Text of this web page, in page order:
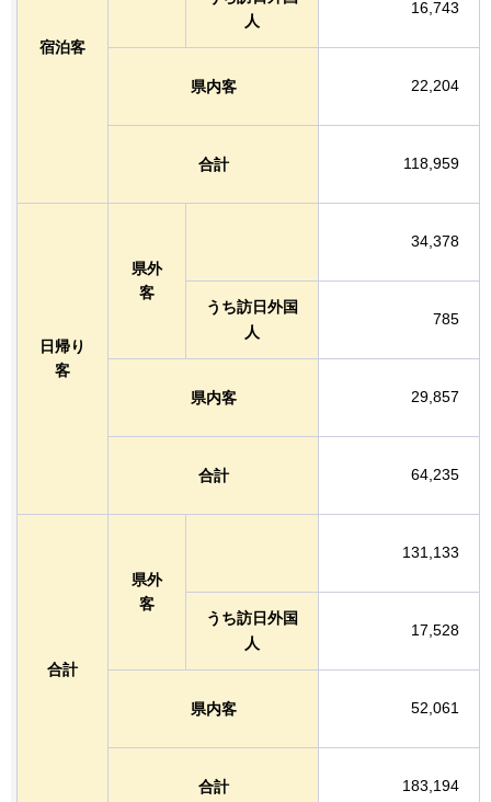
宿泊客
人
16,743
県内客 22,204
合計 118,959
日帰り
客
県外
客
34,378
うち訪日外国
人
785
県内客 29,857
合計 64,235
合計
県外
客
131,133
うち訪日外国
人
17,528
県内客 52,061
合計 183,194